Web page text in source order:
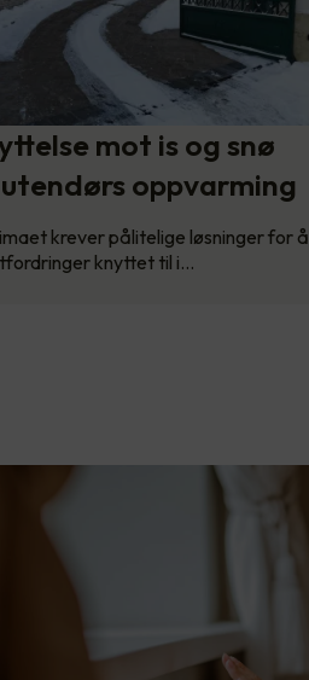
mot is og snø
oppvarming
krever pålitelige løsninger for å
knyttet til i…